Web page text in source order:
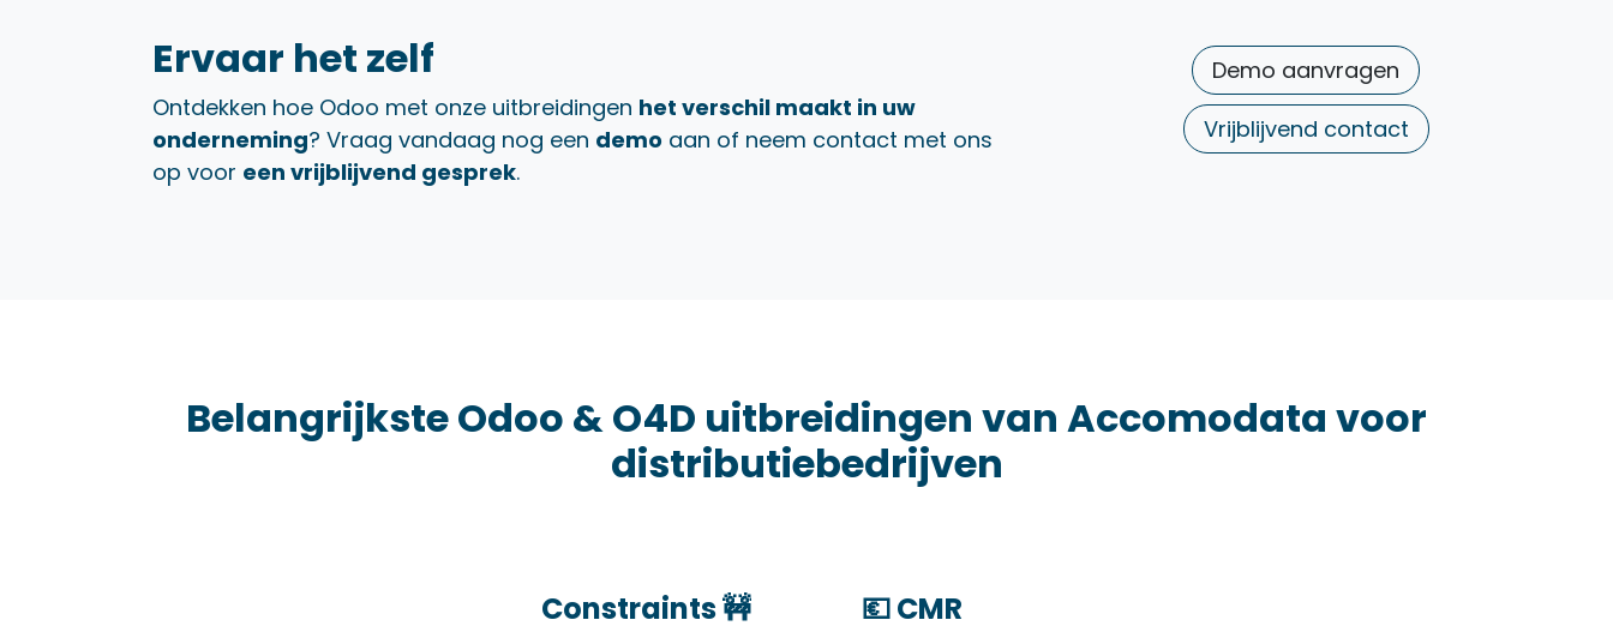
Ervaar het zelf
Ontdekken hoe Odoo met onze uitbreidingen het verschil maakt in uw
onderneming? Vraag vandaag nog een demo aan of neem contact met ons
op voor een vrijblijvend gesprek.
Demo aanvragen
Vrijblijvend contact
Belangrijkste Odoo & O4D uitbreidingen van Accomodata voor
distributiebedrijven
Constraints 🚧 💶 CMR